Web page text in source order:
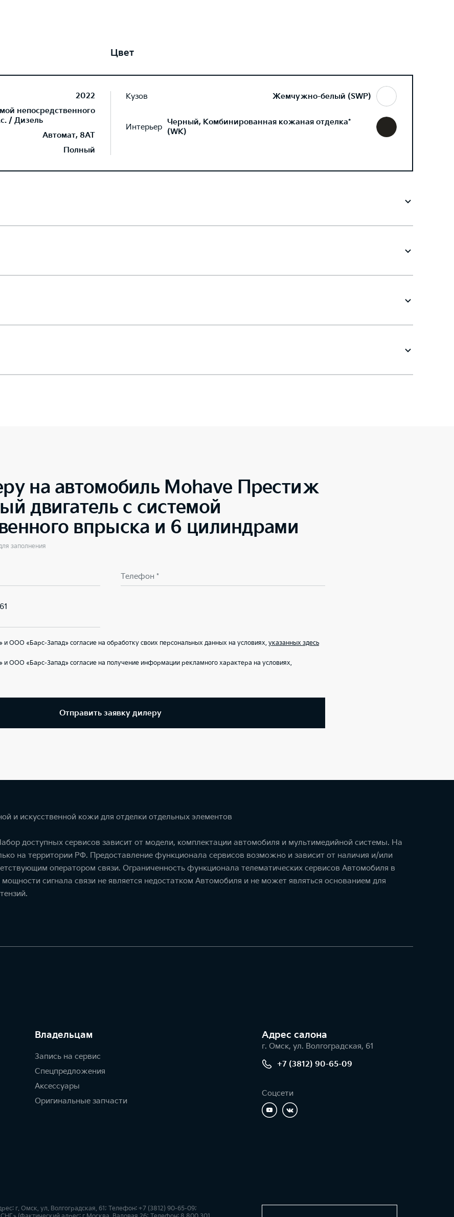
2022
непосредственного
/ Дизель
Автомат, 8AT
Полный
Цвет
Кузов Жемчужно-белый (SWP)
Интерьер Черный, Комбинированная кожаная отделка*
(WK)
на автомобиль Mohave Престиж
двигатель с системой
впрыска и 6 цилиндрами
заполнения
Телефон *
ООО «Барс-Запад» согласие на обработку своих персональных данных на условиях, указанных здесь
ООО «Барс-Запад» согласие на получение информации рекламного характера на условиях,
Отправить заявку дилеру
и искусственной кожи для отделки отдельных элементов
доступных сервисов зависит от модели, комплектации автомобиля и мультимедийной системы. На
на территории РФ. Предоставление функционала сервисов возможно и зависит от наличия и/или
оператором связи. Ограниченность функционала телематических сервисов Автомобиля в
сигнала связи не является недостатком Автомобиля и не может являться основанием для
Владельцам
Запись на сервис
Спецпредложения
Аксессуары
Оригинальные запчасти
Адрес салонa
г. Омск, ул. Волгоградская, 61
+7 (3812) 90-65-09
Соцсети
г. Омск, ул. Волгоградская, 61; Телефон: +7 (3812) 90-65-09;